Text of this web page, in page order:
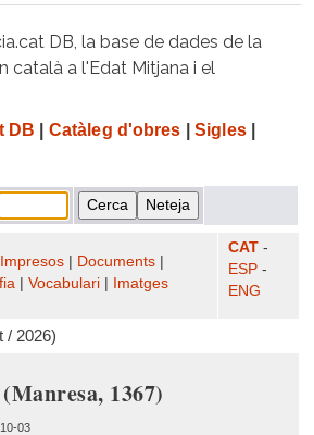
DB, la base de dades de la
català a l'Edat Mitjana i el
DB Catàleg d'obres Sigles|
Impresos Documents
Vocabulari Imatges
CAT -
ESP -
ENG
/ 2026)
1367)
03